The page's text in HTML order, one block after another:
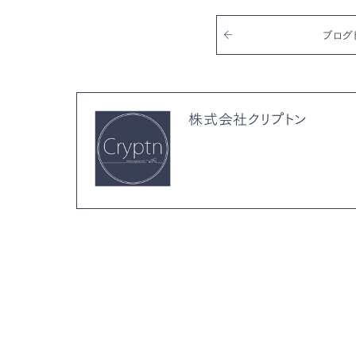
ブロ
株式会社クリプトン